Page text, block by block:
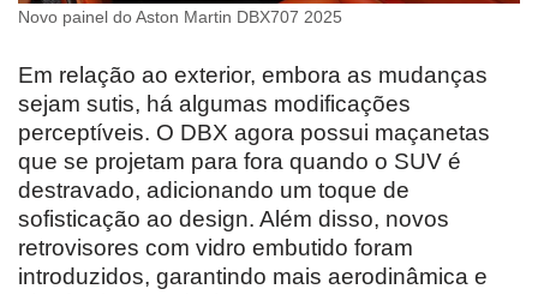
Novo painel do Aston Martin DBX707 2025
Em relação ao exterior, embora as mudanças
sejam sutis, há algumas modificações
perceptíveis. O DBX agora possui maçanetas
que se projetam para fora quando o SUV é
destravado, adicionando um toque de
sofisticação ao design. Além disso, novos
retrovisores com vidro embutido foram
introduzidos, garantindo mais aerodinâmica e